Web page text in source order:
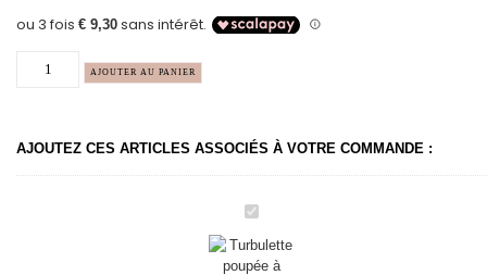
AJOUTER AU PANIER
AJOUTEZ CES ARTICLES ASSOCIÉS À VOTRE COMMANDE :
Turbulette
à
collerette
Sweet